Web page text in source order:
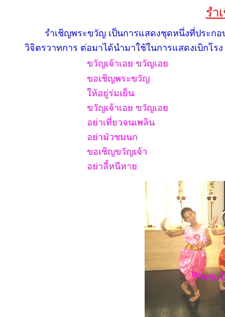
รำ
รำเชิญพระขวัญ เป็นการแสดงชุดหนึ่งที่ประกอบ
วิจิตรวาทการ ต่อมาได้นำมาใช้ในการแสดงเบิกโร
ขวัญเจ้าเอย ขวัญเอย
ขอเชิญพระขวัญ
ให้อยู่ร่มเย็น
ขวัญเจ้าเอย ขวัญเอย
อย่าเที่ยวจนเพลิน
อย่ามัวชมนก
ขอเชิญขวัญเจ้า
อย่าลี้หนีหาย